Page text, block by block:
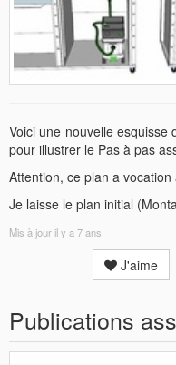
Voici une nouvelle esquisse
pour illustrer le Pas à pas
Attention, ce plan a vocation
Je laisse le plan initial
Mis à jouril y a 7 ans
J'aime
Publications